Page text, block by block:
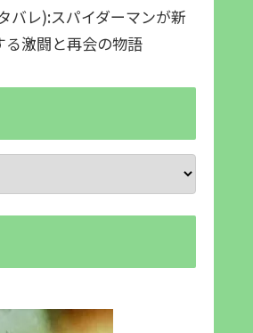
バレ):スパイダーマンが新
る激闘と再会の物語